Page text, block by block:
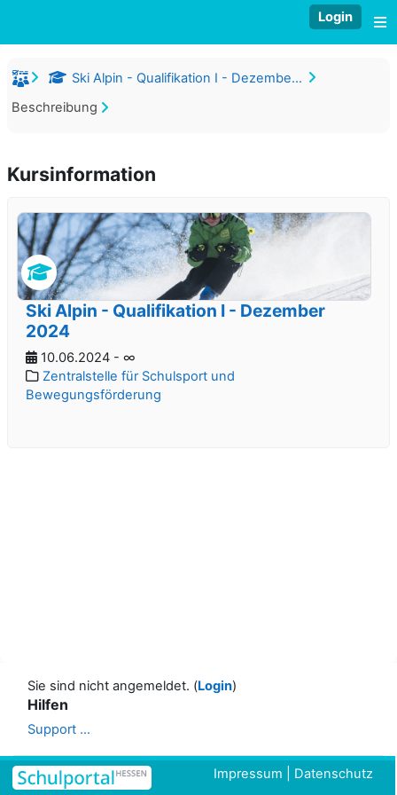
Login
Ski Alpin - Qualifikation I - Dezember 2023
Beschreibung
Kursinformation
Ski Alpin - Qualifikation I - Dezember
2024
10.06.2024 - ∞
Zentralstelle für Schulsport und
Bewegungsförderung
Sie sind nicht angemeldet. (Login)
Hilfen
Support ...
Impressum Datenschutz